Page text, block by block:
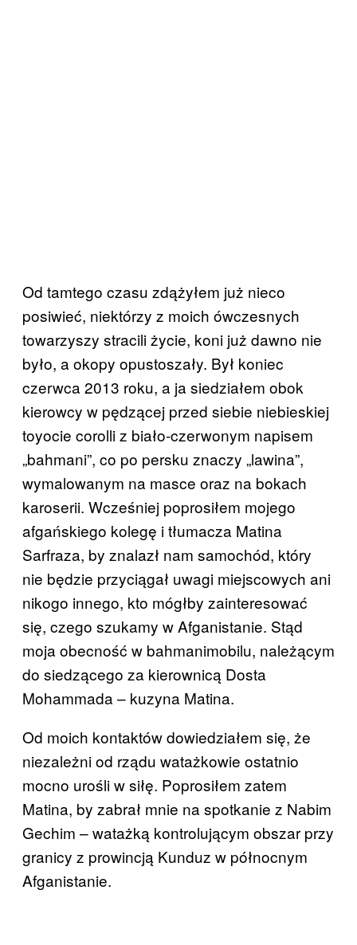
Od tamtego czasu zdążyłem już nieco
posiwieć, niektórzy z moich ówczesnych
towarzyszy stracili życie, koni już dawno nie
było, a okopy opustoszały. Był koniec
czerwca 2013 roku, a ja siedziałem obok
kierowcy w pędzącej przed siebie niebieskiej
toyocie corolli z biało-czerwonym napisem
„bahmani”, co po persku znaczy „lawina”,
wymalowanym na masce oraz na bokach
karoserii. Wcześniej poprosiłem mojego
afgańskiego kolegę i tłumacza Matina
Sarfraza, by znalazł nam samochód, który
nie będzie przyciągał uwagi miejscowych ani
nikogo innego, kto mógłby zainteresować
się, czego szukamy w Afganistanie. Stąd
moja obecność w bahmanimobilu, należącym
do siedzącego za kierownicą Dosta
Mohammada – kuzyna Matina.
Od moich kontaktów dowiedziałem się, że
niezależni od rządu watażkowie ostatnio
mocno urośli w siłę. Poprosiłem zatem
Matina, by zabrał mnie na spotkanie z Nabim
Gechim – watażką kontrolującym obszar przy
granicy z prowincją Kunduz w północnym
Afganistanie.